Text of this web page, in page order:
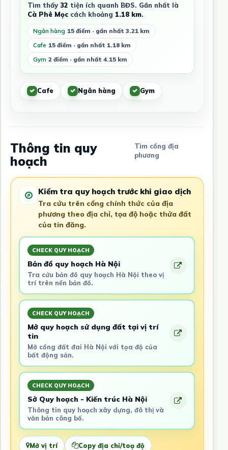
Tìm thấy 32 tiện ích quanh BĐS. Gần nhất là
Cà Phê Mọccách khoảng 1.18 km.
Ngân hàng 15 điểm · gần nhất 3.21 km
Cafe 15 điểm · gần nhất 1.18 km
Gym 2 điểm · gần nhất 4.15 km
Cafe Ngân hàng Gym
Thông tin quy
hoạch
Tìm cổng địa
phương
Kiểm tra quy hoạch trước khi giao dịch
Tra cứu trên cổng chính thức của địa
phương theo địa chỉ, tọa độ hoặc thửa đất
của tin đăng.
CHECK QUY HOẠCH
Bản đồ quy hoạch Hà Nội
Tra cứu bản đồ quy hoạch Hà Nội theo vị
trí trên nền bản đồ.
CHECK QUY HOẠCH
Mở quy hoạch sử dụng đất tại vị trí
tin
Mở cổng đất đai Hà Nội với tọa độ của
bất động sản.
CHECK QUY HOẠCH
Sở Quy hoạch - Kiến trúc Hà Nội
Thông tin quy hoạch xây dựng, đô thị và
văn bản công bố.
Mở vị trí Copy địa chỉ/toạ độ